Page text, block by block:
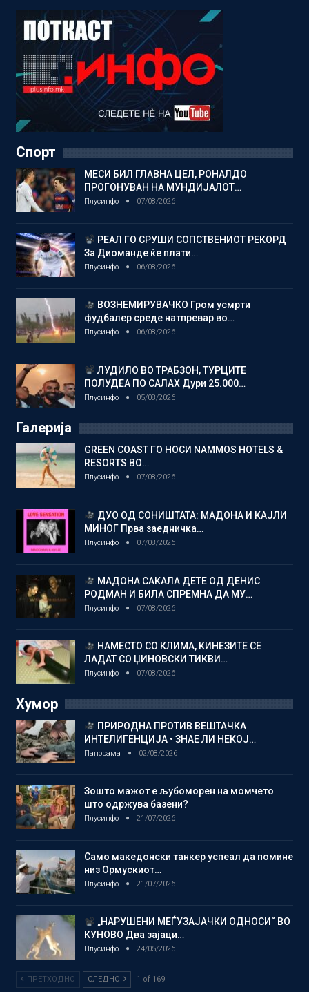
Спорт
МЕСИ БИЛ ГЛАВНА ЦЕЛ, РОНАЛДО
ПРОГОНУВАН НА МУНДИЈАЛОТ…
Плусинфо 07/08/2026
РЕАЛ ГО СРУШИ СОПСТВЕНИОТ РЕКОРД
За Диоманде ќе плати…
Плусинфо 06/08/2026
ВОЗНЕМИРУВАЧКО Гром усмрти
фудбалер среде натпревар во…
Плусинфо 06/08/2026
ЛУДИЛО ВО ТРАБЗОН, ТУРЦИТЕ
ПОЛУДЕА ПО САЛАХ Дури 25.000…
Плусинфо 05/08/2026
Галерија
GREEN COAST ГО НОСИ NAMMOS HOTELS &
RESORTS ВО…
Плусинфо 07/08/2026
ДУО ОД СОНИШТАТА: МАДОНА И КАЈЛИ
МИНОГ Прва заедничка…
Плусинфо 07/08/2026
МАДОНА САКАЛА ДЕТЕ ОД ДЕНИС
РОДМАН И БИЛА СПРЕМНА ДА МУ…
Плусинфо 07/08/2026
НАМЕСТО СО КЛИМА, КИНЕЗИТЕ СЕ
ЛАДАТ СО ЏИНОВСКИ ТИКВИ…
Плусинфо 07/08/2026
Хумор
ПРИРОДНА ПРОТИВ ВЕШТАЧКА
ИНТЕЛИГЕНЦИЈА • ЗНАЕ ЛИ НЕКОЈ…
Панорама 02/08/2026
Зошто мажот е љубоморен на момчето
што одржува базени?
Плусинфо 21/07/2026
Само македонски танкер успеал да помине
низ Ормускиот…
Плусинфо 21/07/2026
„НАРУШЕНИ МЕЃУЗАЈАЧКИ ОДНОСИ“ ВО
КУНОВО Два зајаци…
Плусинфо 24/05/2026
ПРЕТХОДНО СЛЕДНО 1 of 169